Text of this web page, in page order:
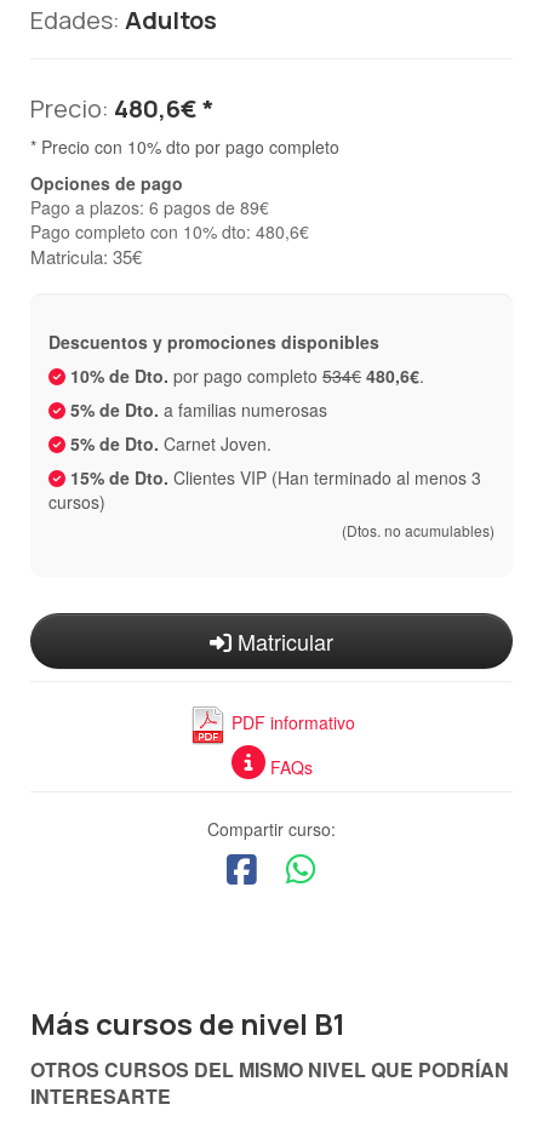
Edades: Adultos
Precio: 480,6€ *
* Precio con 10% dto por pago completo
Opciones de pago
Pago a plazos: 6 pagos de 89€
Pago completo con 10% dto: 480,6€
Matricula: 35€
Descuentos y promociones disponibles
10% de Dto. por pago completo 534€ 480,6€.
5% de Dto. a familias numerosas
5% de Dto. Carnet Joven.
15% de Dto. Clientes VIP (Han terminado al menos 3
cursos)
(Dtos. no acumulables)
Matricular
PDF informativo
FAQs
Compartir curso:
Más cursos de nivel B1
OTROS CURSOS DEL MISMO NIVEL QUE PODRÍAN
INTERESARTE